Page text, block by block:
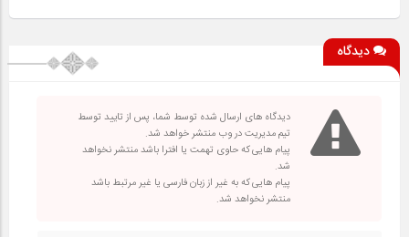
دیدگاه
دیدگاه های ارسال شده توسط شما، پس از تایید توسط
تیم مدیریت در وب منتشر خواهد شد.
پیام هایی که حاوی تهمت یا افترا باشد منتشر نخواهد
شد.
پیام هایی که به غیر از زبان فارسی یا غیر مرتبط باشد
منتشر نخواهد شد.